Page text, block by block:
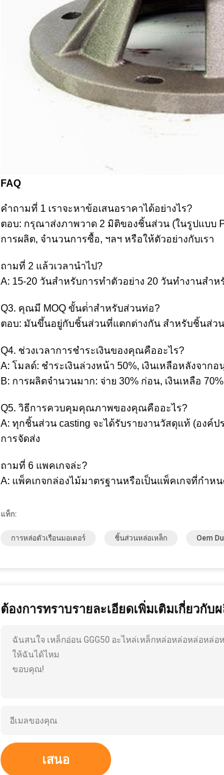
FAQ
คําถามที่ 1 เราจะหาข้อเสนอราคาได้อย่างไร?
ตอบ: กรุณาส่งภาพวาด 2 มิติของชิ้นส่วน (ในรูปแบบ
การผลิต, จํานวนการซื้อ, ฯลฯ หรือให้ตัวอย่างกับเรา
ถามที่ 2 แล้วเวลานําไป?
A: 15-20 วันสําหรับการทําตัวอย่าง 20 วันทํางานสํา
Q3. คุณมี MOQ ขั้นต่ําสําหรับส่วนท่อ?
ตอบ: มันขึ้นอยู่กับชิ้นส่วนที่แตกต่างกัน สําหรับชิ้นส่ว
Q4. ช่วงเวลาการชําระเงินของคุณคืออะไร?
A: โมลด์: ชําระเงินล่วงหน้า 50%, เงินเหลือหลังจากอ
B: การผลิตจํานวนมาก: จ่าย 30% ก่อน, เงินเหลือ
Q5. วิธีการควบคุมคุณภาพของคุณคืออะไร?
A: ทุกชิ้นส่วน casting จะได้รับรายงานวัสดุแท้ (อง
การจัดส่ง
ถามที่ 6 แพคเกจล่ะ?
A: แพ็คเกจกล่องไม้มาตรฐานหรือเป็นแพ็คเกจที่กําห
แท็ก:
การหล่อตัวเรือนมอเตอร์ ชิ้นส่วนหล่อเหล็ก Oem
ต้องการทราบรายละเอียดเพิ่มเติมเกี่ยวกั
ฉันสนใจ เหล็กอ่อน GGG50 อะไหล่เหล็กหล่อหล่อหล่อห
ให้ฉันได้ไหม
ขอบคุณ!
เสนอ